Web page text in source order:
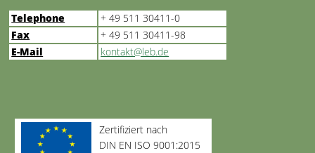
Telephone
+ 49 511 30411-0
Fax
+ 49 511 30411-98
E-Mail
kontakt@leb.de
Zertifiziert nach
DIN EN ISO 9001:2015